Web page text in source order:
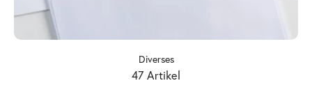
Diverses
47 Artikel